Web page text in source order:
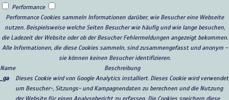
Performance
Performance Cookies sammeln Informationen darüber, wie Besucher eine Webseite
nutzen. Beispielsweise welche Seiten Besucher wie häufig und wie lange besuchen,
die Ladezeit der Website oder ob der Besucher Fehlermeldungen angezeigt bekommen.
Alle Informationen, die diese Cookies sammeln, sind zusammengefasst und anonym -
sie können keinen Besucher identifizieren.
Name
Beschreibung
_ga
Dieses Cookie wird von Google Analytics installiert. Dieses Cookie wird verwendet
um Besucher-, Sitzungs- und Kampagnendaten zu berechnen und die Nutzung
der Website für einen Analysebericht zu erfassen. Die Cookies speichern diese